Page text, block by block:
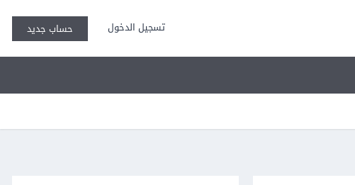
تسجيل الدخول حساب جديد